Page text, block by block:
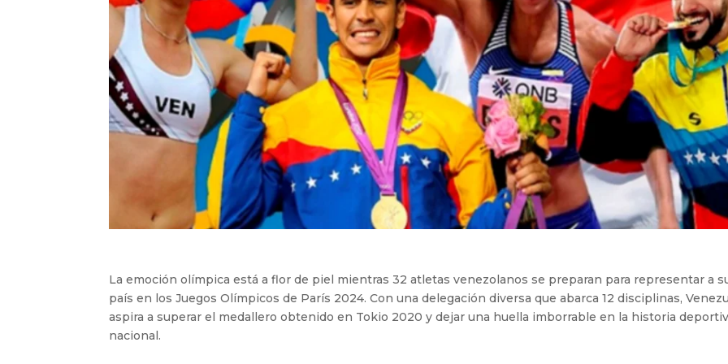
La emoción olímpica está a flor de piel mientras 32 atletas venezolanos se preparan para representar a
país en los Juegos Olímpicos de París 2024. Con una delegación diversa que abarca 12 disciplinas,
aspira a superar el medallero obtenido en Tokio 2020 y dejar una huella imborrable en la historia
nacional.